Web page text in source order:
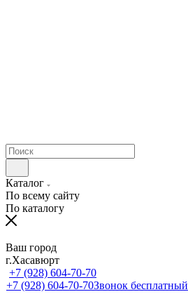
Каталог
По всему сайту
По каталогу
Ваш город
г.Хасавюрт
+7 (928) 604-70-70
+7 (928) 604-70-70Звонок бесплатный